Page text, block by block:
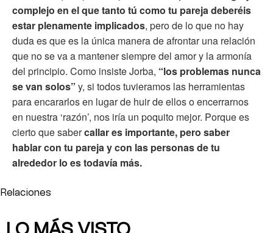
complejo en el que tanto tú como tu pareja deberéis
estar plenamente implicados, pero de lo que no hay
duda es que es la única manera de afrontar una relación
que no se va a mantener siempre del amor y la armonía
del principio. Como insiste Jorba, “los problemas nunca
se van solos” y, si todos tuvieramos las herramientas
para encararlos en lugar de huir de ellos o encerrarnos
en nuestra ‘razón’, nos iría un poquito mejor. Porque es
cierto que sabercallar es importante, pero saber
hablar con tu pareja y con las personas de tu
alrededor lo es todavía más.
Relaciones